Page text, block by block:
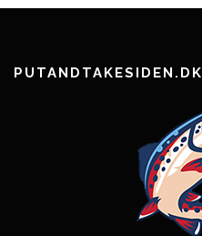
PUTANDTAKESIDEN.DK